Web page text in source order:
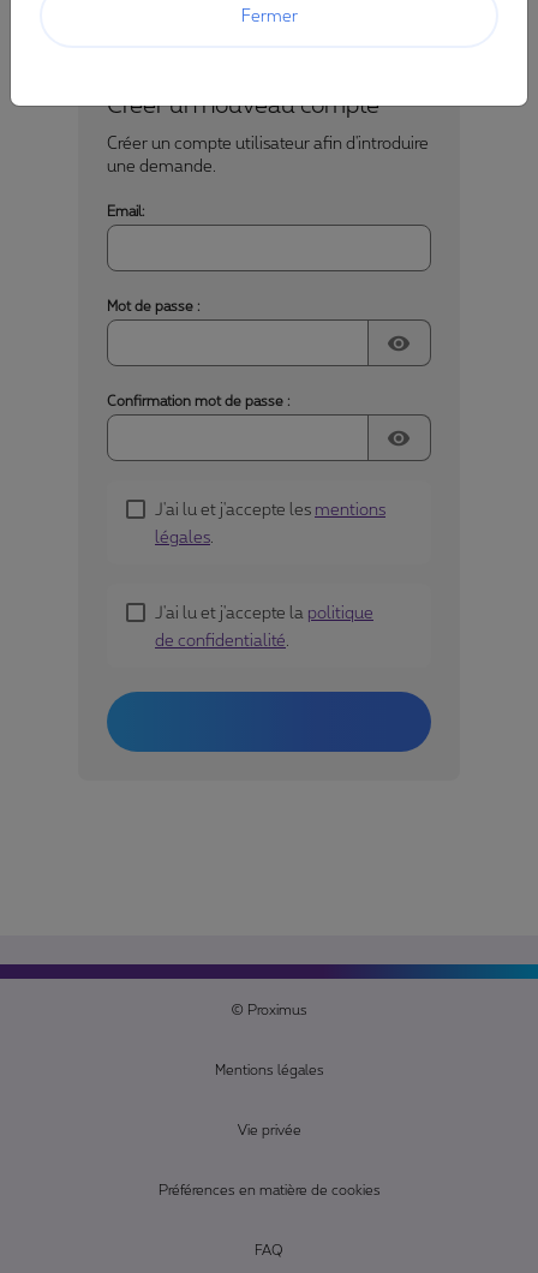
Créer un nouveau compte
Créer un compte utilisateur afin d'introduire
une demande.
Email:
Mot de passe :
visibility
Confirmation mot de passe :
visibility
J'ai lu et j'accepte les mentions
légales
J'ai lu et j'accepte la politique
de confidentialité
© Proximus
Mentions légales
Vie privée
Préférences en matière de cookies
FAQ
Fermer